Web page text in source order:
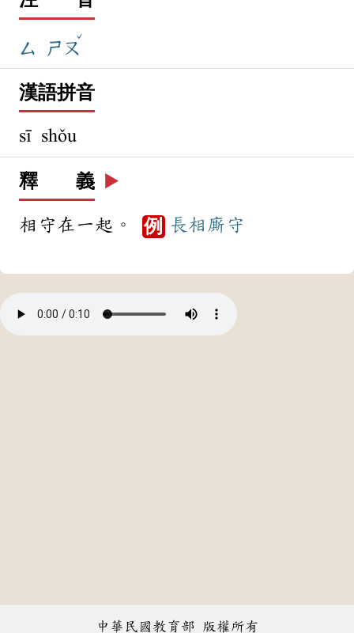
ㄙ ㄕㄡ
ˇ
漢語拼音
sī shǒu
釋 義 ▶️
相守在一起。 例 長相 廝守
中華民國教育部 版權所有